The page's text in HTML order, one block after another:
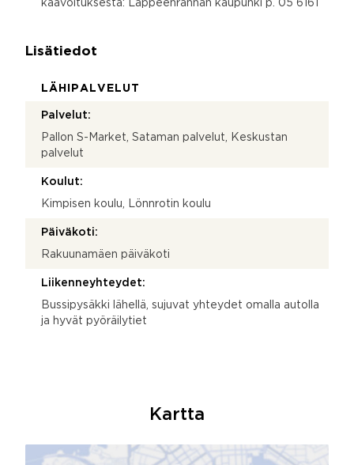
kaavoituksesta: Lappeenrannan kaupunki p. 05 6161
Lisätiedot
LÄHIPALVELUT
Palvelut:
Pallon S-Market, Sataman palvelut, Keskustan
palvelut
Koulut:
Kimpisen koulu, Lönnrotin koulu
Päiväkoti:
Rakuunamäen päiväkoti
Liikenneyhteydet:
Bussipysäkki lähellä, sujuvat yhteydet omalla autolla
ja hyvät pyöräilytiet
Kartta